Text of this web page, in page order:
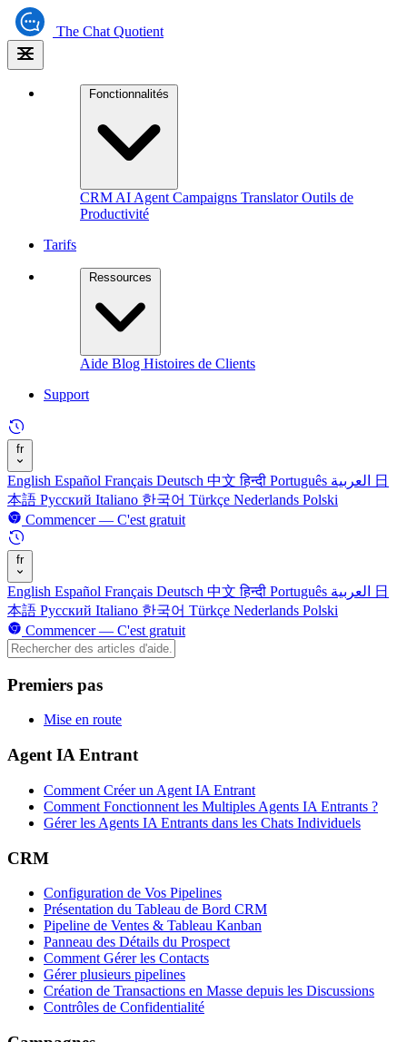
The Chat Quotient
Fonctionnalités
CRM AI Agent Campaigns TranslatorOutils de
Productivité
Tarifs
Ressources
Aide Blog Histoires de Clients
Support
fr
English Español Français Deutsch 中文हिन्दी Português
日
本語 Русский Italiano 한국어 Türkçe Nederlands Polski
Commencer — C'est gratuit
fr
English Español Français Deutsch 中文हिन्दी Português
日
本語 Русский Italiano 한국어 Türkçe Nederlands Polski
Commencer — C'est gratuit
Premiers pas
Mise en route
Agent IA Entrant
Comment Créer un Agent IA Entrant
Comment Fonctionnent les Multiples Agents IA Entrants ?
Gérer les Agents IA Entrants dans les Chats Individuels
CRM
Configuration de Vos Pipelines
Présentation du Tableau de Bord CRM
Pipeline de Ventes & Tableau Kanban
Panneau des Détails du Prospect
Comment Gérer les Contacts
Gérer plusieurs pipelines
Création de Transactions en Masse depuis les Discussions
Contrôles de Confidentialité